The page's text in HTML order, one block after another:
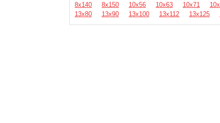
8х140
8х150 10х56 10х63 10х71
13х80
13х90 13х100 13х112 13х125